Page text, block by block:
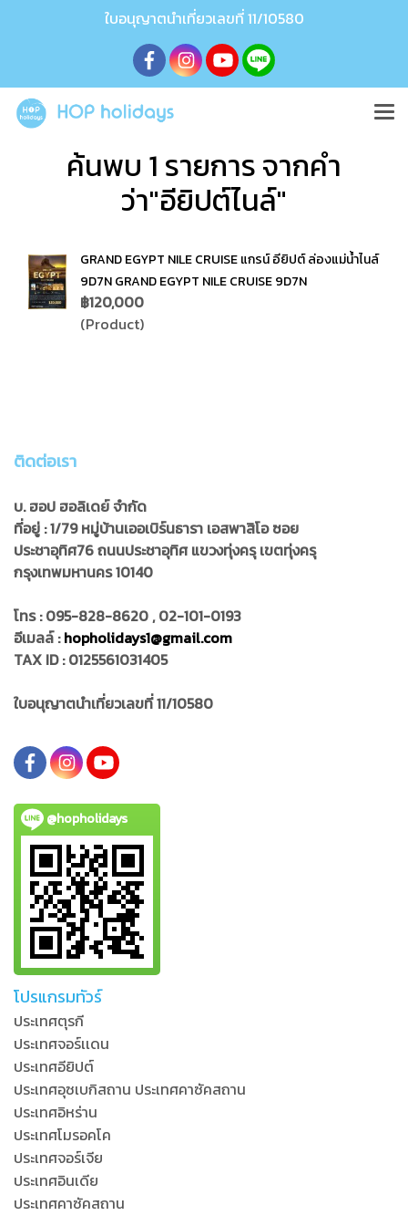
ใบอนุญาตนำเที่ยวเลขที่ 11/10580
ค้นพบ 1 รายการ จากคำ
ว่า"อียิปต์ไนล์"
GRAND EGYPT NILE CRUISE แกรน์ อียิปต์ ล่องแม่น้ำไนล์
9D7N GRAND EGYPT NILE CRUISE 9D7N
฿120,000
(Product)
ติดต่อเรา
บ. ฮอป ฮอลิเดย์ จำกัด
ที่อยู่ : 1/79 หมู่บ้านเออเบิร์นธารา เอสพาสิโอ ซอย
ประชาอุทิศ76ถนนประชาอุทิศ แขวงทุ่งครุ เขตทุ่งครุ
กรุงเทพมหานคร 10140
โทร : 095-828-8620 , 02-101-0193
อีเมลล์ :hopholidays1@gmail.com
TAX ID : 0125561031405
ใบอนุญาตนำเที่ยวเลขที่ 11/10580
@hopholidays
โปรแกรมทัวร์
ประเทศตุรกี
ประเทศจอร์เเดน
ประเทศอียิปต์
ประเทศอุซเบกิสถาน ประเทศคาซัคสถาน
ประเทศอิหร่าน
ประเทศโมรอคโค
ประเทศจอร์เจีย
ประเทศอินเดีย
ประเทศคาซัคสถาน